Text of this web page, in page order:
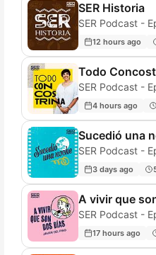
SER Historia
SER Podcast -
12 hours ago
Todo
SER Podcast -
4 hours ago
Sucedió una
SER Podcast -
3 days ago
A vivir que
SER Podcast -
17 hours ago